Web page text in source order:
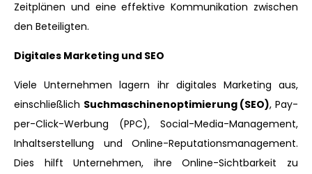
Zeitplänen und eine effektive Kommunikation zwischen
den Beteiligten.
Digitales Marketing und SEO
Viele Unternehmen lagern ihr digitales Marketing aus,
einschließlich Suchmaschinenoptimierung (SEO), Pay-
per-Click-Werbung (PPC), Social-Media-Management,
Inhaltserstellung und Online-Reputationsmanagement.
Dies hilft Unternehmen, ihre Online-Sichtbarkeit zu